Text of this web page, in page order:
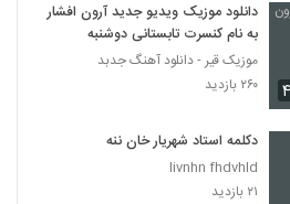
دانلود موزیک ویدیو جدید آرون افشار
به نام کنسرت تابستانی دوشنبه
موزیک قیر - دانلود آهنگ جدبد
۲۶۰ بازدید
دکلمه استاد شهریار خان ننه
livnhn fhdvhld
۲۱ بازدید